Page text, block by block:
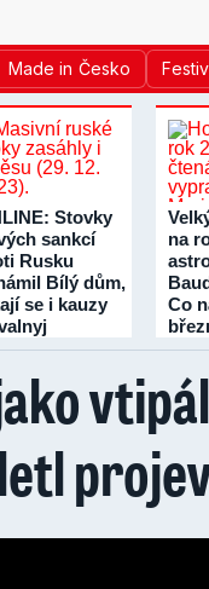
Made in Česko
Stovky
sankcí
Rusku
Bílý dům,
se i kauzy
na
Co